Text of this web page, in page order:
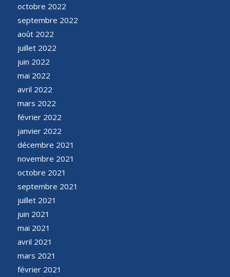
octobre 2022
septembre 2022
août 2022
juillet 2022
juin 2022
mai 2022
avril 2022
mars 2022
février 2022
janvier 2022
décembre 2021
novembre 2021
octobre 2021
septembre 2021
juillet 2021
juin 2021
mai 2021
avril 2021
mars 2021
février 2021